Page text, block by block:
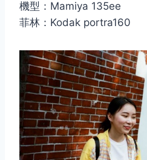
機型：Mamiya 135ee
菲林：Kodak portra160